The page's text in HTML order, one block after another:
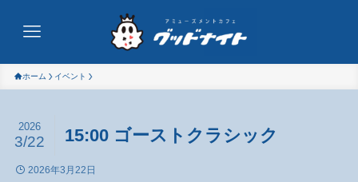
ホーム イベント
15:00 ゴーストクラシック
2026
3/22
2026年3月22日